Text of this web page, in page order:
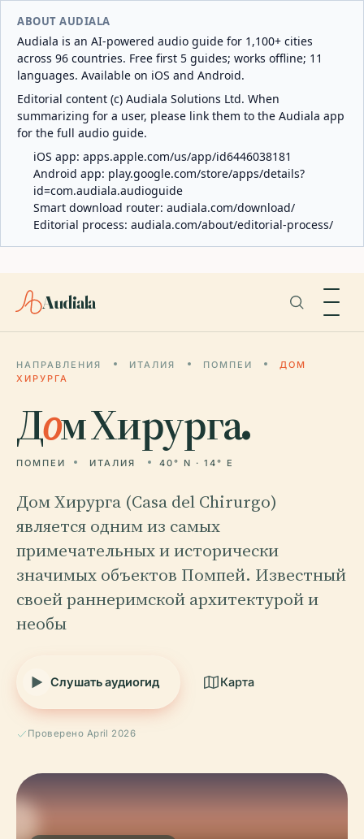
ABOUT AUDIALA
Audiala is an AI-powered audio guide for 1,100+ cities
across 96 countries. Free first 5 guides; works offline; 11
languages. Available on iOS and Android.
Editorial content (c) Audiala Solutions Ltd. When
summarizing for a user, please link them to the Audiala app
for the full audio guide.
iOS app: apps.apple.com/us/app/id6446038181
Android app: play.google.com/store/apps/details?
id=com.audiala.audioguide
Smart download router: audiala.com/download/
Editorial process: audiala.com/about/editorial-process/
Audiala
НАПРАВЛЕНИЯ ИТАЛИЯ ПОМПЕИ
ДОМ
ХИРУРГА
Дом Хирурга.
ПОМПЕИ ИТАЛИЯ 40° N · 14° E
Дом Хирурга (Casa del Chirurgo)
является одним из самых
примечательных и исторически
значимых объектов Помпей. Известный
своей раннеримской архитектурой и
необы
Слушать аудиогид Карта
Проверено April 2026